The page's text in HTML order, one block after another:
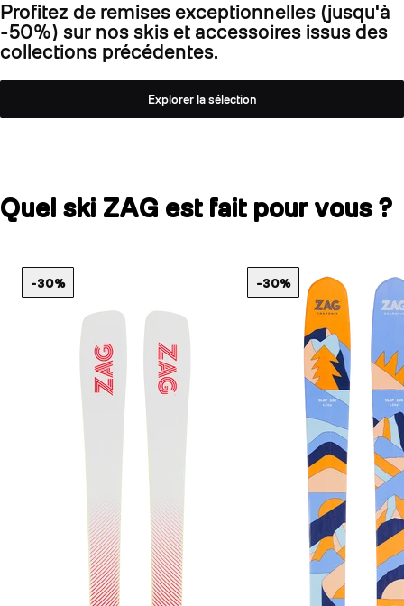
Profitez de remises exceptionnelles (jusqu'à
-50%) sur nos skis et accessoires issus des
collections précédentes.
Explorer la sélection
Quel ski ZAG est fait pour vous ?
-30% -30%